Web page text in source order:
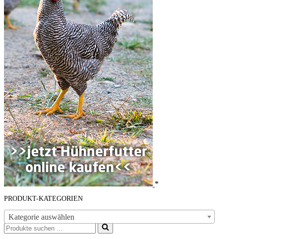
*
PRODUKT-KATEGORIEN
Kategorie auswählen
Suchen
nach …